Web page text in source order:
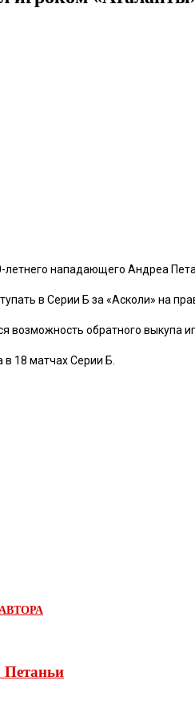
летнего нападающего Андреа
в Серии Б за «Асколи» на
возможность обратного выкупа
18 матчах Серии Б.
Петаньи